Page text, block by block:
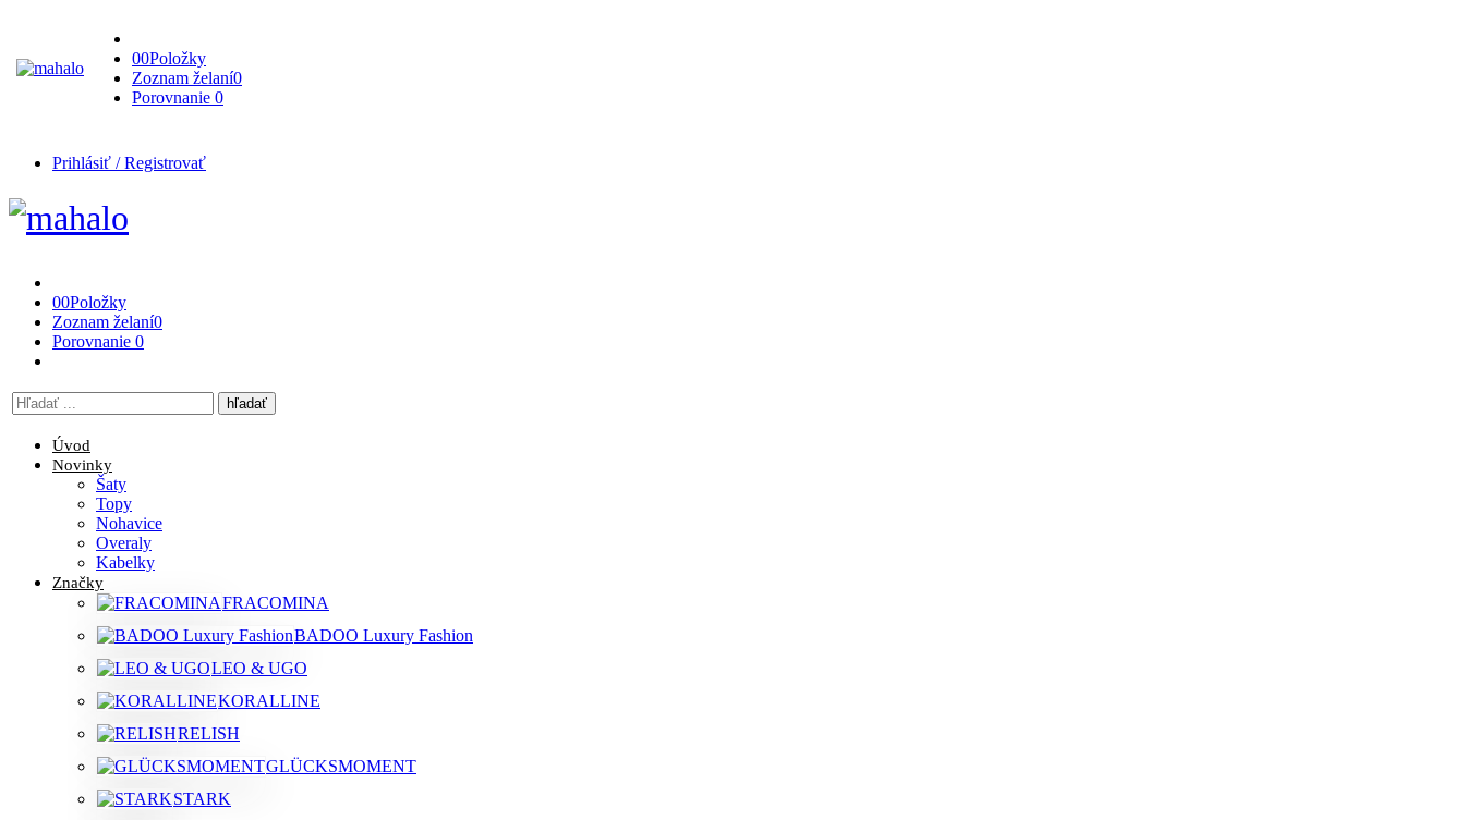
00Položky
Zoznam želaní0
Porovnanie 0
Prihlásiť / Registrovať
00Položky
Zoznam želaní0
Porovnanie 0
Vyhľadávanie
tu
Úvod
Novinky
Šaty
Topy
Nohavice
Overaly
Kabelky
Značky
FRACOMINA
BADOO Luxury Fashion
LEO & UGO
KORALLINE
RELISH
GLÜCKSMOMENT
STARK